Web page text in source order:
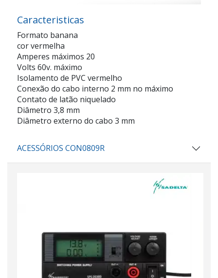
Caracteristicas
Formato banana
cor vermelha
Amperes máximos 20
Volts 60v. máximo
Isolamento de PVC vermelho
Conexão do cabo interno 2 mm no máximo
Contato de latão niquelado
Diâmetro 3,8 mm
Diâmetro externo do cabo 3 mm
ACESSÓRIOS CON0809R